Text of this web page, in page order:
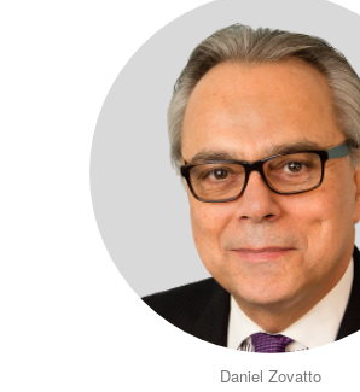
Daniel Zovatto